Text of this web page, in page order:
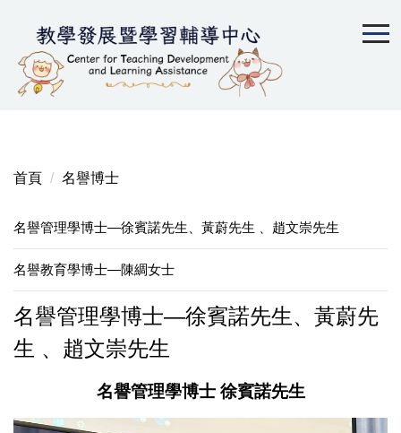
主
內
首頁 名譽博士
名譽管理學博士—徐賓諾先生、黃蔚先生 、趙文崇先生
名譽教育學博士—陳綢女士
名譽管理學博士—徐賓諾先生、黃蔚先
生 、趙文崇先生
名譽管理學博士 徐賓諾先生